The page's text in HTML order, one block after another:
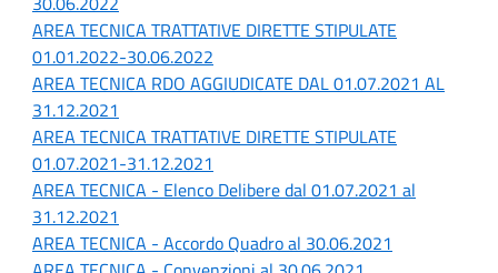
AREA TECNICA TRATTATIVE DIRETTE STIPULATE
01.01.2022-30.06.2022
AREA TECNICA RDO AGGIUDICATE DAL 01.07.2021 AL
31.12.2021
AREA TECNICA TRATTATIVE DIRETTE STIPULATE
01.07.2021-31.12.2021
AREA TECNICA - Elenco Delibere dal 01.07.2021 al
31.12.2021
AREA TECNICA - Accordo Quadro al 30.06.2021